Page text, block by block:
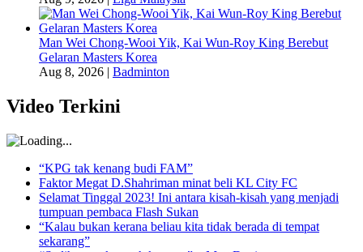
Man Wei Chong-Wooi Yik, Kai Wun-Roy King Berebut
Gelaran Masters Korea
Aug 8, 2026 | Badminton
Video Terkini
“KPG tak kenang budi FAM”
Faktor Megat D.Shahriman minat beli KL City FC
Selamat Tinggal 2023! Ini antara kisah-kisah yang menjadi
tumpuan pembaca Flash Sukan
“Kalau bukan kerana beliau kita tidak berada di tempat
sekarang”